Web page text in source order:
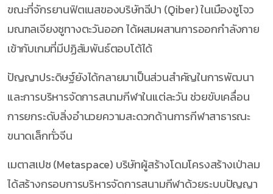
ขณะที่จักรยานฟิตเนสของบริษัทฉีปา (Qiber) ในเมืองซูโจว
มณฑลเจียงซูทางตะวันออก ได้ผสมผสานการออกกำลังกาย
เข้ากับเกมที่มีปฏิสัมพันธ์ตอบโต้ได้
ปัญญาประดิษฐ์ยังได้กลายมาเป็นส่วนสำคัญในการพัฒนา
และการบริหารจัดการสนามกีฬาในแต่ละวัน ช่วยขับเคลื่อน
การยกระดับสิ่งอำนวยความสะดวกด้านการกีฬาสาธารณะ
ขนาดเล็กทั่วจีน
เมตาสเปซ (Metaspace) บริษัทผู้สร้างโดมโครงสร้างเป่าลม
ได้สร้างกรอบการบริหารจัดการสนามกีฬาด้วยระบบปัญญา